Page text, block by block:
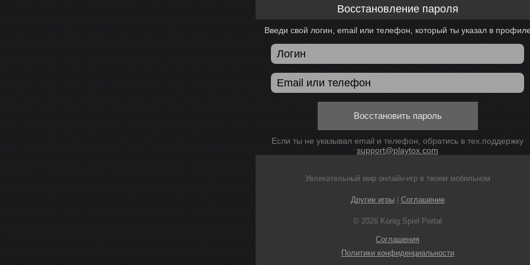
Восстановление пароля
Введи свой логин, email или телефон, который ты указал в
Восстановить пароль
Если ты не указывал email и телефон, обратись в тех.поддержку
support@playtox.com
Увлекательный мир онлайн-игр в твоем мобильном
Другие игры| Соглашение
© 2026 Konig Spiel Portal
Соглашения
Политики конфиденциальности